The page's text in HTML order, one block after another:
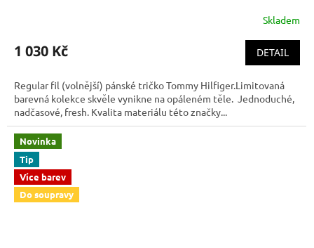
Skladem
1 030 Kč DETAIL
Regular fil (volnější) pánské tričko Tommy Hilfiger.Limitovaná
barevná kolekce skvěle vynikne na opáleném těle. Jednoduché,
nadčasové, fresh. Kvalita materiálu této značky...
Novinka
Tip
Více barev
Do soupravy